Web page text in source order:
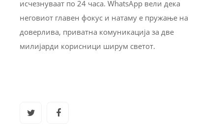
исчезнуваат по 24 часа. WhatsApp вели дека
неговиот главен фокус и натаму е пружање на
доверлива, приватна комуникација за две
милијарди корисници ширум светот.